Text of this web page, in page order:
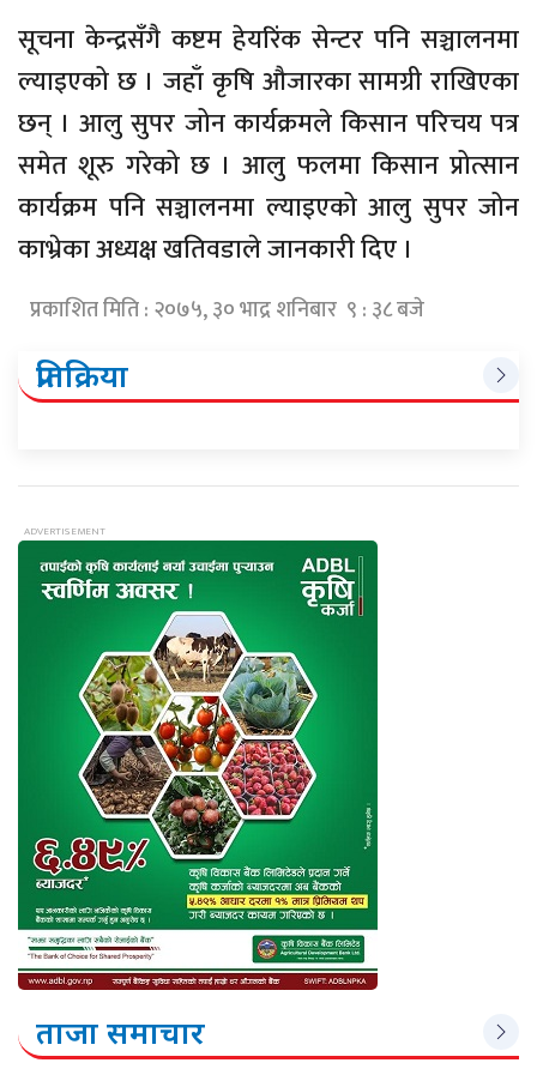
सूचना केन्द्रसँगै कष्टम हेयरिंक सेन्टर पनि सञ्चालनमा
ल्याइएको छ । जहाँ कृषि औजारका सामग्री राखिएका
छन् । आलु सुपर जोन कार्यक्रमले किसान परिचय पत्र
समेत शूरु गरेको छ । आलु फलमा किसान प्रोत्सान
कार्यक्रम पनि सञ्चालनमा ल्याइएको आलु सुपर जोन
काभ्रेका अध्यक्ष खतिवडाले जानकारी दिए ।
प्रकाशित मिति : २०७५, ३० भाद्र शनिबार ९ : ३८ बजे
प्रतिक्रिया
ताजा समाचार